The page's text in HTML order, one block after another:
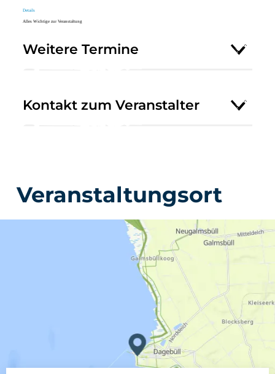
Details
Alles Wichtige zur Veranstaltung
Weitere Termine
Kontakt zum Veranstalter
Veranstaltungsort